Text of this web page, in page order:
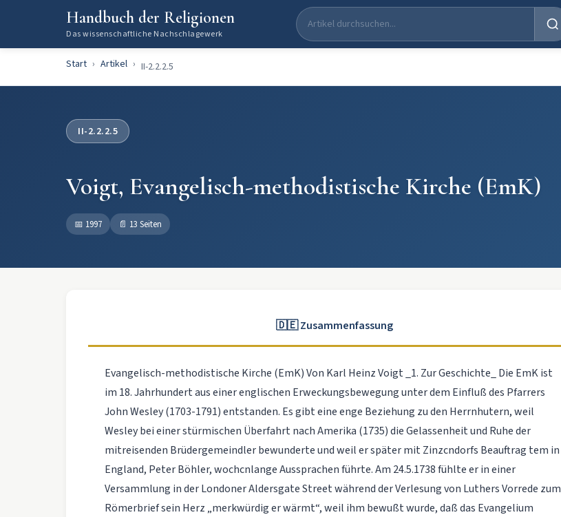
Handbuch der Religionen
Das wissenschaftliche Nachschlagewerk
Start Artikel II-2.2.2.5
II-2.2.2.5
Voigt, Evangelisch-methodistische Kirche (EmK)
📅 1997 📄 13 Seiten
🇩🇪 Zusammenfassung
Evangelisch-methodistische Kirche (EmK) Von Karl Heinz Voigt _1. Zur Geschichte_ Die EmK ist
im 18. Jahrhundert aus einer englischen Erweckungsbewegung unter dem Einfluß des Pfarrers
John Wesley (1703-1791) entstanden. Es gibt eine enge Beziehung zu den Herrnhutern, weil
Wesley bei einer stürmischen Überfahrt nach Amerika (1735) die Gelassenheit und Ruhe der
mitreisenden Brüdergemeindler bewunderte und weil er später mit Zinzcndorfs Beauftrag­ tem in
England, Peter Böhler, wochcnlange Aussprachen führte. Am 24.5.1738 fühlte er in einer
Versammlung in der Londoner Aldersgate Street während der Verlesung von Luthers Vorrede zum
Römerbrief sein Herz „merkwürdig er­ wärmt“, weil ihm bewußt wurde, daß das Evangelium